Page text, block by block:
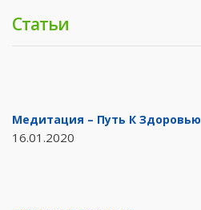
Статьи
Медитация – Путь К Здоровью
16.01.2020